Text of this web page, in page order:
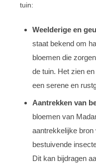
tuin:
Weelderige en
staat bekend om
bloemen die
de tuin. Het zien
een serene en
Aantrekken van
bloemen van
aantrekkelijke
bestuivende
Dit kan bijdragen